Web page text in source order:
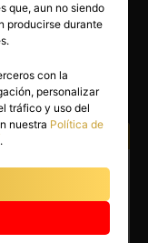
(2)
Parejas
Mi
y es
que, aun no siendo
producirse durante
con la
personalizar
tráfico y uso del
nuestra Política de
.